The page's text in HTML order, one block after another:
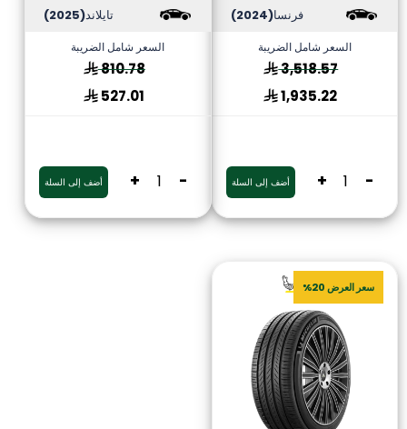
فرنسا(2024)
السعر شامل الضريبة
3,518.57
1,935.22
-
+ أضف إلى السلة
تايلاند(2025)
السعر شامل الضريبة
810.78
527.01
-
+ أضف إلى السلة
سعر العرض 20%